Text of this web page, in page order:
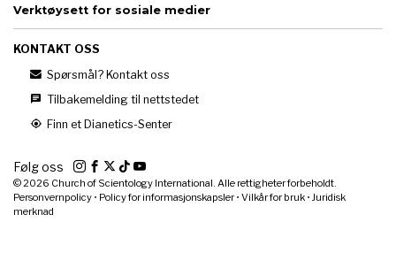
Verktøysett for sosiale medier
KONTAKT OSS
Spørsmål? Kontakt oss
Tilbakemelding til nettstedet
Finn et Dianetics-Senter
Følg oss
© 2026 Church of Scientology International. Alle rettigheter forbeholdt.
Personvernpolicy • Policy for informasjonskapsler• Vilkår for bruk • Juridisk
merknad